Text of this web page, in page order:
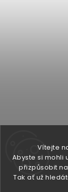
Vítejte
Abyste si mohli
přizpůsobit
Tak ať už